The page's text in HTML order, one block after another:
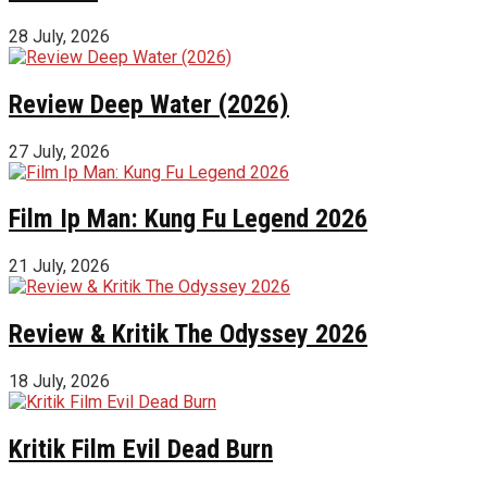
28 July, 2026
Review Deep Water (2026)
27 July, 2026
Film Ip Man: Kung Fu Legend 2026
21 July, 2026
Review & Kritik The Odyssey 2026
18 July, 2026
Kritik Film Evil Dead Burn